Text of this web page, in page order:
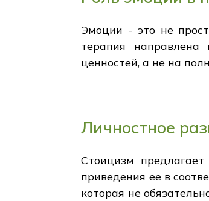
Эмоции - это не
терапия
ценностей, а не на
Личностное
Стоицизм
приведения ее в
которая не